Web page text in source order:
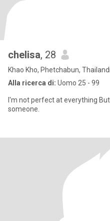
chelisa, 28
Khao Kho, Phetchabun,
Alla ricerca di: Uomo 25 - 99
I'm not perfect at everything
someone.